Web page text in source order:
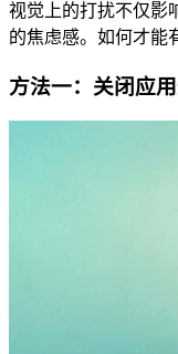
视觉上的打扰不仅影
的焦虑感。如何才能
方法一：关闭应